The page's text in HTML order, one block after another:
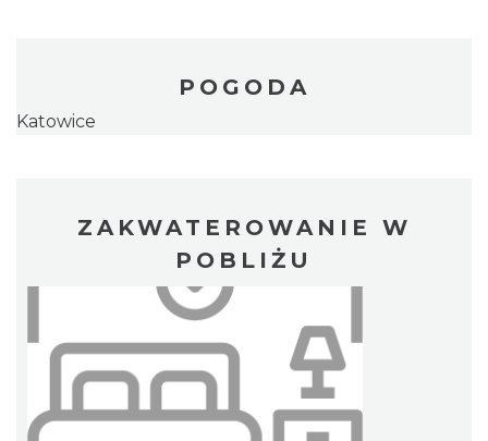
POGODA
Katowice
ZAKWATEROWANIE W
POBLIŻU